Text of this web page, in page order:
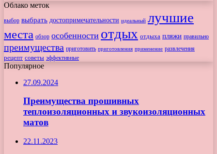
Облако меток
выбор выбрать достопримечательности идеальный лучшие
места обзор особенности отдых отдыха пляжи правильно
преимущества приготовить приготовления применение развлечения
рецепт советы эффективные
Популярное
27.09.2024
Преимущества прошивных
теплоизоляционных и звукоизоляционных
матов
22.11.2023